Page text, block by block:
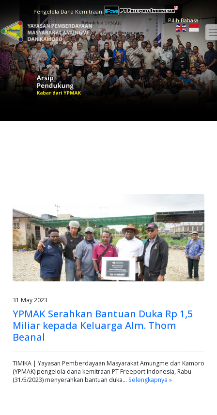
Pengelola Dana Kemitraan
Pilih Bahasa :
31 May 2023
YPMAK Serahkan Bantuan Duka Rp 1,5
Miliar kepada Keluarga Alm. Thom
Beanal
TIMIKA | Yayasan Pemberdayaan Masyarakat Amungme dan Kamoro
(YPMAK) pengelola dana kemitraan PT Freeport Indonesia, Rabu
(31/5/2023) menyerahkan bantuan duka… Selengkapnya »